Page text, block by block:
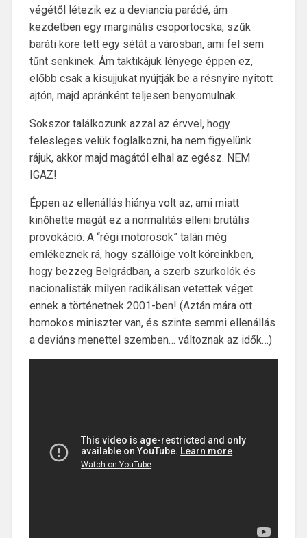
végétől létezik ez a deviancia parádé, ám
kezdetben egy marginális csoportocska, szűk
baráti köre tett egy sétát a városban, ami fel sem
tűnt senkinek. Ám taktikájuk lényege éppen ez,
előbb csak a kisujjukat nyújtják be a résnyire nyitott
ajtón, majd apránként teljesen benyomulnak.
Sokszor találkozunk azzal az érvvel, hogy
felesleges velük foglalkozni, ha nem figyelünk
rájuk, akkor majd magától elhal az egész. NEM
IGAZ!
Éppen az ellenállás hiánya volt az, ami miatt
kinőhette magát ez a normalitás elleni brutális
provokáció. A “régi motorosok” talán még
emlékeznek rá, hogy szállóige volt köreinkben,
hogy bezzeg Belgrádban, a szerb szurkolók és
nacionalisták milyen radikálisan vetettek véget
ennek a történetnek 2001-ben! (Aztán mára ott
homokos miniszter van, és szinte semmi ellenállás
a deviáns menettel szemben… változnak az idők…)